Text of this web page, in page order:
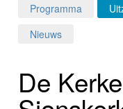
Programma's
Programma
Nieuws
De